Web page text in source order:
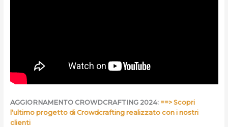
AGGIORNAMENTO CROWDCRAFTING 2024: ==> Scopri
l’ultimo progetto di Crowdcrafting realizzato con i nostri
clienti